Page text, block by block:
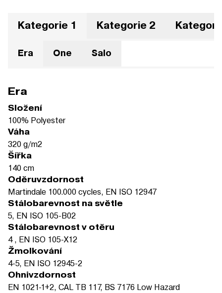
Kategorie 1 Kategorie 2
Era One Salo
Era
Složení
100% Polyester
Váha
320 g/m2
Šířka
140 cm
Oděruvzdornost
Martindale 100.000 cycles, EN ISO 12947
Stálobarevnost na světle
5, EN ISO 105-B02
Stálobarevnost v otěru
4 , EN ISO 105-X12
Žmolkování
4-5, EN ISO 12945-2
Ohnivzdornost
EN 1021-1+2, CAL TB 117, BS 7176 Low Hazard